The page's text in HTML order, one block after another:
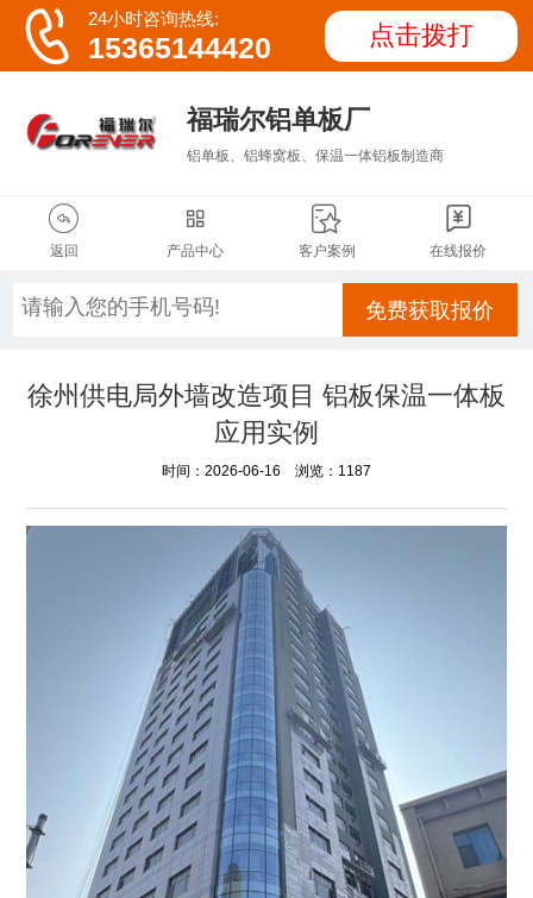
 24小时咨询热线:
15365144420 点击拨打
福瑞尔铝单板厂
铝单板、铝蜂窝板、保温一体铝板制造商

返回

产品中心

客户案例

在线报价
免费获取报价
徐州供电局外墙改造项目 铝板保温一体板
应用实例
时间：2026-06-16 浏览：1187